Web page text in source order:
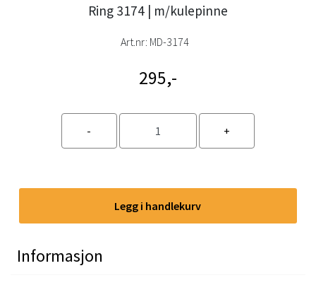
Ring 3174 | m/kulepinne
Art.nr: MD-3174
295,-
Legg i handlekurv
Informasjon